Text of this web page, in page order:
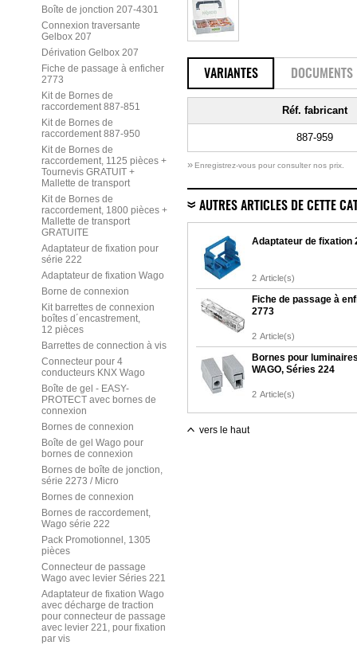
Boîte de jonction 207-4301
Connexion traversante
Gelbox 207
Dérivation Gelbox 207
Fiche de passage à enficher
2773
Kit de Bornes de
raccordement 887-851
Kit de Bornes de
raccordement 887-950
Kit de Bornes de
raccordement, 1125 pièces +
Tournevis GRATUIT +
Mallette de transport
Kit de Bornes de
raccordement, 1800 pièces +
Mallette de transport
GRATUITE
Adaptateur de fixation pour
série 222
Adaptateur de fixation Wago
Borne de connexion
Kit barrettes de connexion
boîtes d´encastrement,
12 pièces
Barrettes de connection à vis
Connecteur pour 4
conducteurs KNX Wago
Boîte de gel - EASY-
PROTECT avec bornes de
connexion
Bornes de connexion
Boîte de gel Wago pour
bornes de connexion
Bornes de boîte de jonction,
série 2273 / Micro
Bornes de connexion
Bornes de raccordement,
Wago série 222
Pack Promotionnel, 1305
pièces
Connecteur de passage
Wago avec levier Séries 221
Adaptateur de fixation Wago
avec décharge de traction
pour connecteur de passage
avec levier 221, pour fixation
par vis
VARIANTES DOCUMENTS
Réf. fabricant
887-959
» Enregistrez-vous pour consulter nos prix.
AUTRES ARTICLES DE CETTE
Adaptateur de fixation
2 Article(s)
Fiche de passage à
2773
2 Article(s)
Bornes pour
WAGO, Séries 224
2 Article(s)
vers le haut